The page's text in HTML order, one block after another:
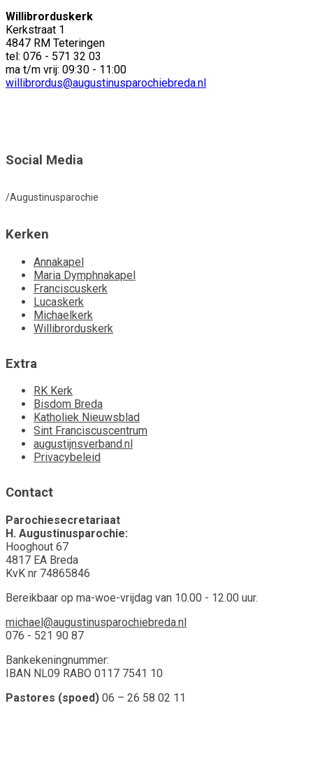
Willibrorduskerk
Kerkstraat 1
4847 RM Teteringen
tel: 076 - 571 32 03
ma t/m vrij: 09:30 - 11:00
willibrordus@augustinusparochiebreda.nl
Social Media
/Augustinusparochie
Kerken
Annakapel
Maria Dymphnakapel
Franciscuskerk
Lucaskerk
Michaelkerk
Willibrorduskerk
Extra
RK Kerk
Bisdom Breda
Katholiek Nieuwsblad
Sint Franciscuscentrum
augustijnsverband.nl
Privacybeleid
Contact
Parochiesecretariaat
H. Augustinusparochie:
Hooghout 67
4817 EA Breda
KvK nr 74865846
Bereikbaar op ma-woe-vrijdag van 10.00 - 12.00 uur.
michael@augustinusparochiebreda.nl
076 - 521 90 87
Bankekeningnummer:
IBAN NL09 RABO 0117 7541 10
Pastores (spoed) 06 – 26 58 02 11